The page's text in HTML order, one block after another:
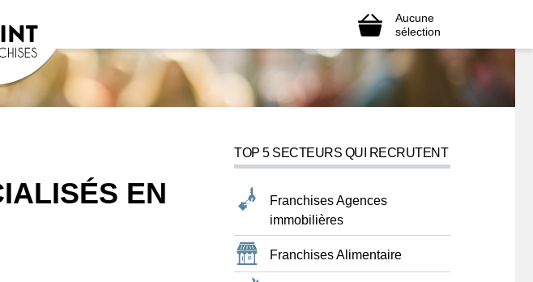
Aucune
sélection
EN
TOP 5 SECTEURS QUI RECRUTENT
Franchises Agences
immobilières
Franchises Alimentaire